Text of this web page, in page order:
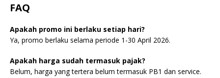
FAQ
Apakah promo ini berlaku setiap hari?
Ya, promo berlaku selama periode 1-30 April 2026.
Apakah harga sudah termasuk pajak?
Belum, harga yang tertera belum termasuk PB1 dan service.